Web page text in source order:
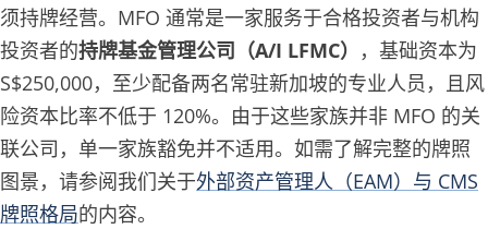
须持牌经营。MFO 通常是一家服务于合格投资者与机构
投资者的持牌基金管理公司（A/I LFMC） ，基础资本为
S$250,000，至少配备两名常驻新加坡的专业人员，且风
险资本比率不低于 120%。由于这些家族并非 MFO 的关
联公司，单一家族豁免并不适用。如需了解完整的牌照
图景，请参阅我们关于外部资产管理人（EAM）与 CMS
牌照格局的内容。